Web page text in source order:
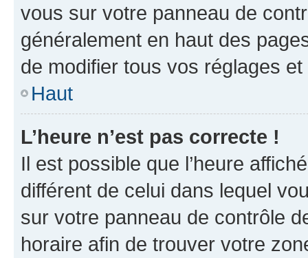
vous sur votre panneau de
généralement en haut des
de modifier tous vos réglages
Haut
L’heure n’est pas correcte !
Il est possible que l’heure
différent de celui dans lequel
sur votre panneau de contrôle
horaire afin de trouver votre